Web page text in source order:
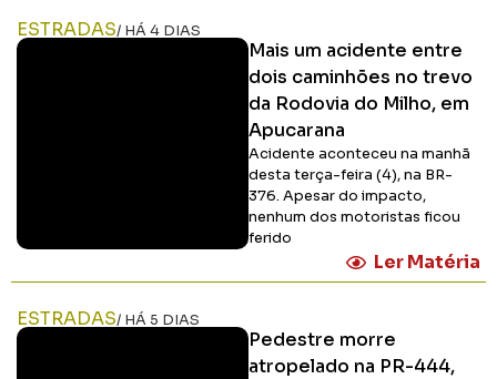
ESTRADAS/ HÁ 4 DIAS
Mais um acidente entre
dois caminhões no trevo
da Rodovia do Milho, em
Apucarana
Acidente aconteceu na manhã
desta terça-feira (4), na BR-
376. Apesar do impacto,
nenhum dos motoristas ficou
ferido
Ler Matéria
ESTRADAS/ HÁ 5 DIAS
Pedestre morre
atropelado na PR-444,